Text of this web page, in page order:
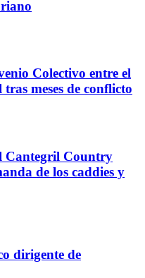
Colectivo entre el
meses de conflicto
Cantegril Country
de los caddies y
dirigente de